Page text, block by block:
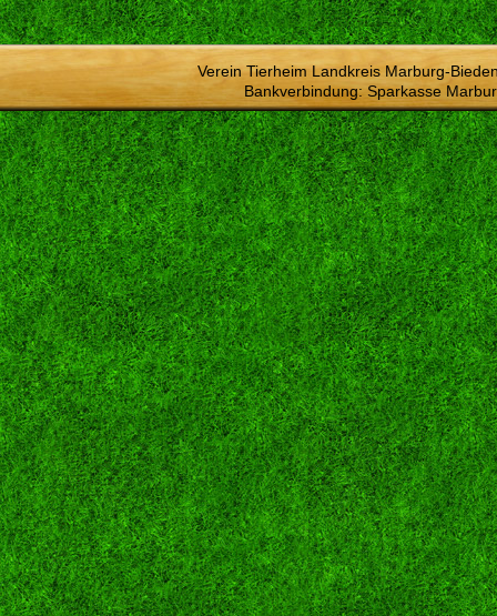
Verein Tierheim Landkreis Marburg-
Bankverbindung: Sparkasse